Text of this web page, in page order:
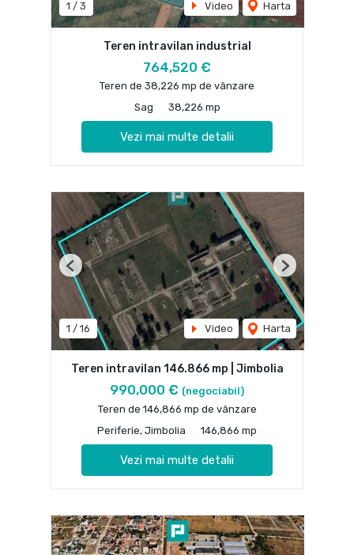
1 / 3 Video Harta
Teren intravilan industrial
764,520 €
Teren de 38,226 mp de vânzare
Sag
38,226 mp
Vezi mai multe detalii
1 / 16 Video Harta
Previous Next
Teren intravilan 146.866 mp | Jimbolia
990,000 € (negociabil)
Teren de 146,866 mp de vânzare
Periferie, Jimbolia
146,866 mp
Vezi mai multe detalii